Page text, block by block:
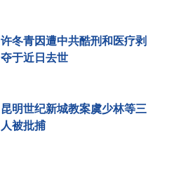
许冬青因遭中共酷刑和医疗剥
夺于近日去世
昆明世纪新城教案虞少林等三
人被批捕